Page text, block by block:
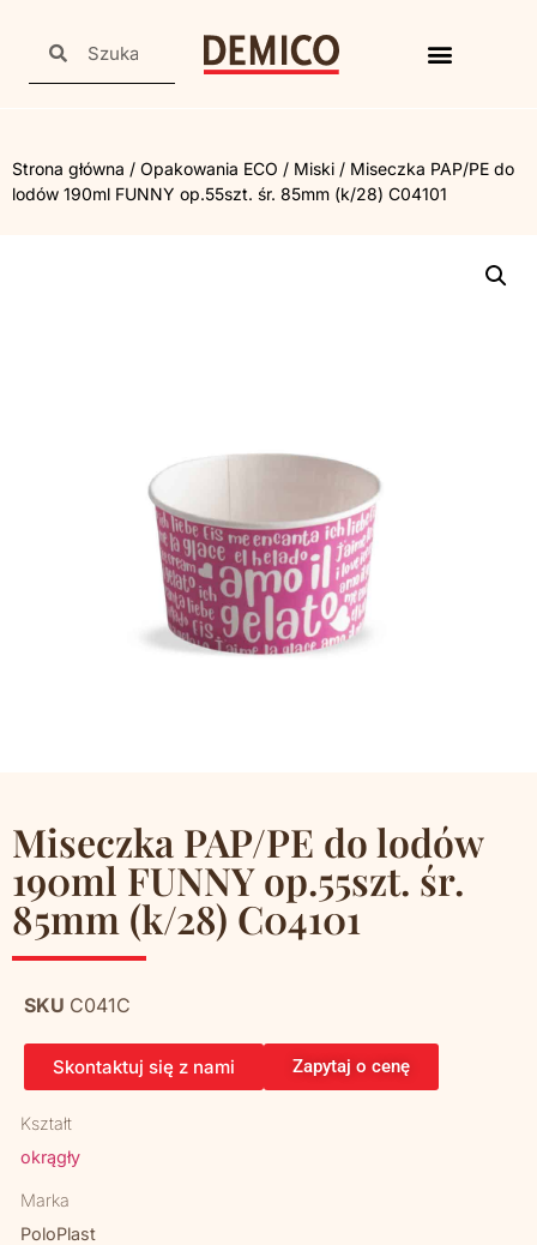
Strona główna / Opakowania ECO / Miski / Miseczka PAP/PE do
lodów 190ml FUNNY op.55szt. śr. 85mm (k/28) C04101
Miseczka PAP/PE do lodów
190ml FUNNY op.55szt. śr.
85mm (k/28) C04101
SKU C041C
Skontaktuj się z nami Zapytaj o cenę
Kształt
okrągły
Marka
PoloPlast